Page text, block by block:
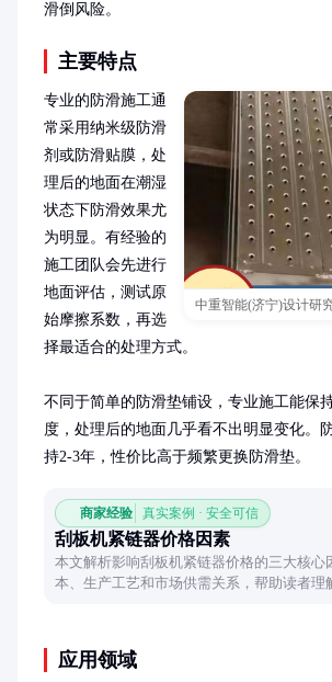
滑倒风险。
主要特点
中重智能(济宁)设计研
专业的防滑施工通
常采用纳米级防滑
剂或防滑贴膜，处
理后的地面在潮湿
状态下防滑效果尤
为明显。有经验的
施工团队会先进行
地面评估，测试原
始摩擦系数，再选
择最适合的处理方式。
不同于简单的防滑垫铺设，专业施工能保
度，处理后的地面几乎看不出明显变化。
持2-3年，性价比高于频繁更换防滑垫。
商家经验 真实案例 · 安全可信
刮板机紧链器价格因素
本文解析影响刮板机紧链器价格的三大核心
本、生产工艺和市场供需关系，帮助读者理
应用领域